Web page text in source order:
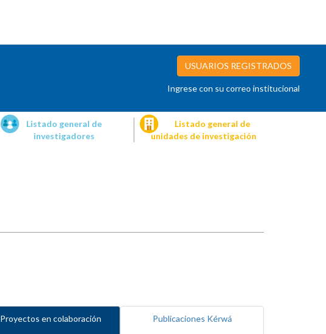
USUARIOS REGISTRADOS
Ingrese con su correo institucional
Listado general de
investigadores
Listado general de
unidades de investigación
Proyectos en colaboración Publicaciones Kérwá